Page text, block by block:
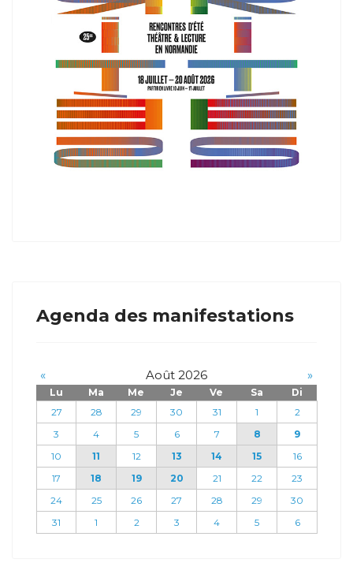
Agenda des manifestations
« Août 2026 »
Lu Ma Me Je Ve Sa
Di
27
28 29 30 31 1
2
3
4 5 6 7 8
9
10
11 12 13 14 15
16
17
18 19 20 21 22
23
24
25 26 27 28 29
30
31
1 2 3 4 5 6